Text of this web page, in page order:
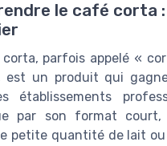
le café corta
parfois appelé «
est un produit qui
établissements
par son format court,
petite quantité de lait ou